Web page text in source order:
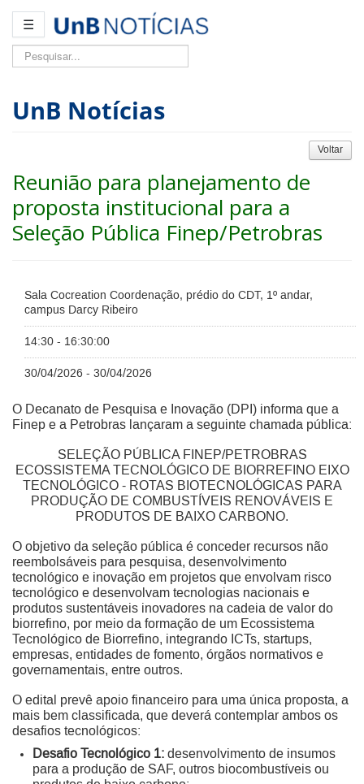
☰
Pesquisar...
UnB Notícias
Voltar
Reunião para planejamento de
proposta institucional para a
Seleção Pública Finep/Petrobras
Sala Cocreation Coordenação, prédio do CDT, 1º andar,
campus Darcy Ribeiro
14:30 - 16:30:00
30/04/2026 - 30/04/2026
O Decanato de Pesquisa e Inovação (DPI) informa que a
Finep e a Petrobras lançaram a seguinte chamada pública:
SELEÇÃO PÚBLICA FINEP/PETROBRAS
ECOSSISTEMA TECNOLÓGICO DE BIORREFINO EIXO
TECNOLÓGICO - ROTAS BIOTECNOLÓGICAS PARA
PRODUÇÃO DE COMBUSTÍVEIS RENOVÁVEIS E
PRODUTOS DE BAIXO CARBONO.
O objetivo da seleção pública é conceder recursos não
reembolsáveis para pesquisa, desenvolvimento
tecnológico e inovação em projetos que envolvam risco
tecnológico e desenvolvam tecnologias nacionais e
produtos sustentáveis inovadores na cadeia de valor do
biorrefino, por meio da formação de um Ecossistema
Tecnológico de Biorrefino, integrando ICTs, startups,
empresas, entidades de fomento, órgãos normativos e
governamentais, entre outros.
O edital prevê apoio financeiro para uma única proposta, a
mais bem classificada, que deverá contemplar ambos os
desafios tecnológicos:
Desafio Tecnológico 1: desenvolvimento de insumos
para a produção de SAF, outros biocombustíveis ou